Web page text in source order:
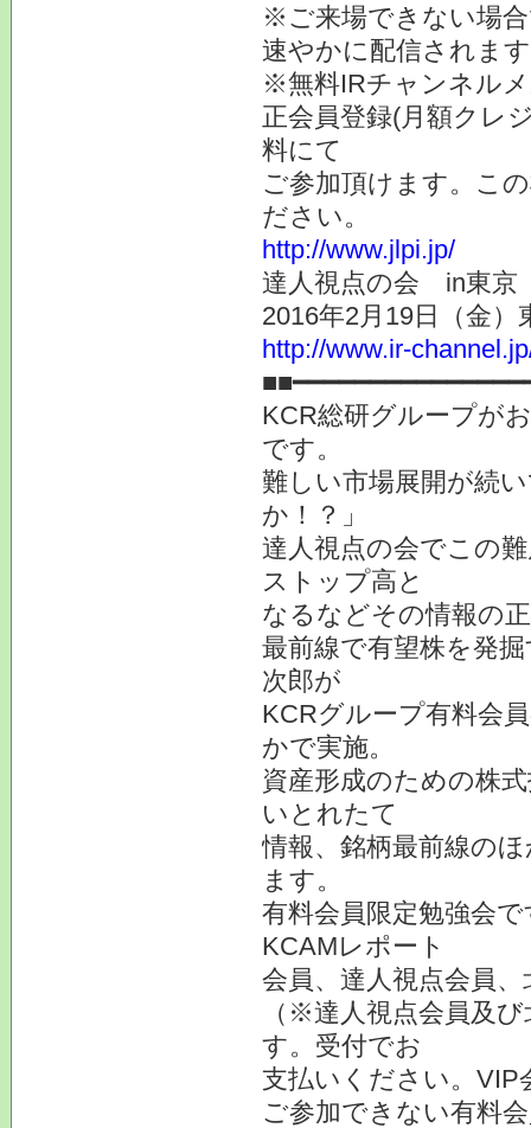
※ご来場できない場
速やかに配信されま
※無料IRチャンネル
正会員登録(月額クレ
料にて
ご参加頂けます。こ
ださい。
http://www.jlpi.jp/
達人視点の会 in東
2016年2月19日（金
http://www.ir-
KCR総研グループが
です。
難しい市場展開が続
か！？」
達人視点の会でこの
ストップ高と
なるなどその情報の
最前線で有望株を発
次郎が
KCRグループ有料会
かで実施。
資産形成のための株
いとれたて
情報、銘柄最前線の
ます。
有料会員限定勉強会
KCAMレポート
会員、達人視点会員
（※達人視点会員及
す。受付でお
支払いください。VIP
ご参加できない有料